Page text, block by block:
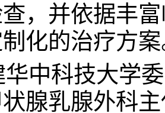
，并依据丰
化的治疗方
华中科技大学
腺乳腺外科